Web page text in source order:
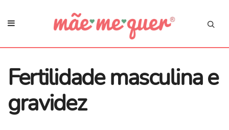
Fertilidade masculina e
gravidez